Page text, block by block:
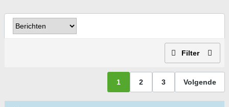
Filter
1 2 3 Volgende